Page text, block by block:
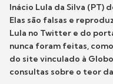
Inácio Lula da Silva (PT)
Elas são falsas e
Lula no Twitter e do
nunca foram feitas,
do site vinculado à
consultas sobre o teor